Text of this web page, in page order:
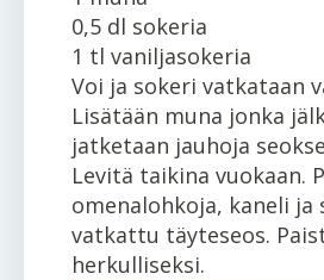
0,5 dl sokeria
1 tl vaniljasokeria
Voi ja sokeri vatkataan
Lisätään muna jonka
jatketaan jauhoja
Levitä taikina vuokaan.
omenalohkoja, kaneli ja
vatkattu täyteseos.
herkulliseksi.